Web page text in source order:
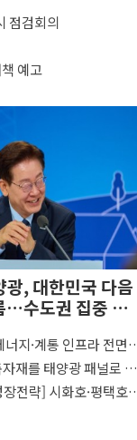
점검회의
예고
, 대한민국 다음
…수도권 집중 완
지·계통 인프라 전면
에너지 비전' 발표"
재를 태양광 패널로 활
에너지 기술 실증 착수
전략] 시화호·평택호
는 나흘 연속
화